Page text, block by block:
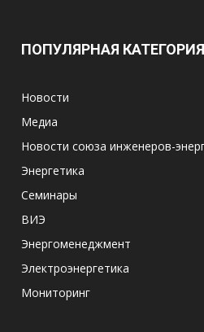
ПОПУЛЯРНАЯ КАТЕГОРИЯ
Новости
Медиа
Новости союза инженеров-
Энергетика
Семинары
ВИЭ
Энергоменеджмент
Электроэнергетика
Мониторинг